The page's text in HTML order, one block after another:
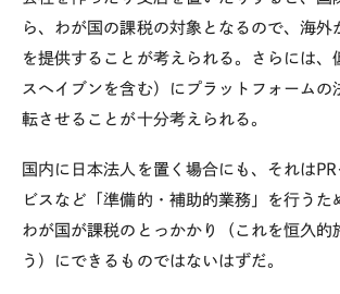
ら、わが国の課税の対象となるので、海外
を提供することが考えられる。さらには、
スヘイブンを含む）にプラットフォームの
転させることが十分考えられる。
国内に日本法人を置く場合にも、それは
ビスなど「準備的・補助的業務」を行うた
わが国が課税のとっかかり（これを恒久的
う）にできるものではないはずだ。